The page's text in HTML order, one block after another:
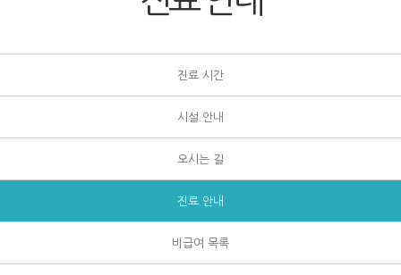
진료 시간
시설 안내
오시는 길
진료 안내
비급여 목록